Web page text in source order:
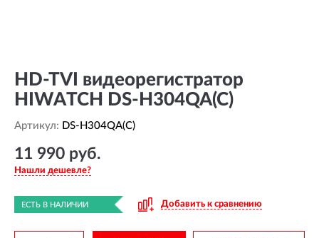
HD-TVI видеорегистратор
HIWATCH DS-H304QA(C)
Артикул: DS-H304QA(C)
11 990 руб.
Нашли дешевле?
ЕСТЬ В НАЛИЧИИ Добавить к сравнению